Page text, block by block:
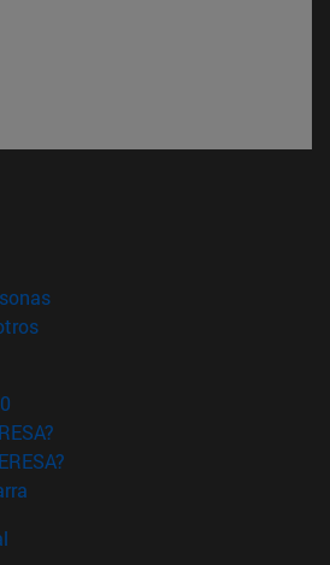
nueva ventana)
(abre en nueva ventana)
(abre en nueva ventana)